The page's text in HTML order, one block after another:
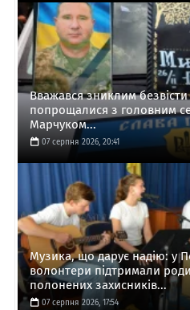
Вважався зниклим безвісти
попрощалися з головним
Марчуком...
07 серпня 2026, 20:41
Музика, що дарує надію: у
волонтери підтримали
полонених захисників...
07 серпня 2026, 17:54